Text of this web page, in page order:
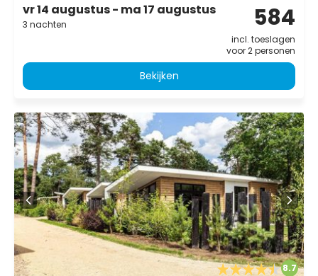
vr 14 augustus - ma 17 augustus
3 nachten 584
incl. toeslagen
voor 2 personen
Bekijken
8.7